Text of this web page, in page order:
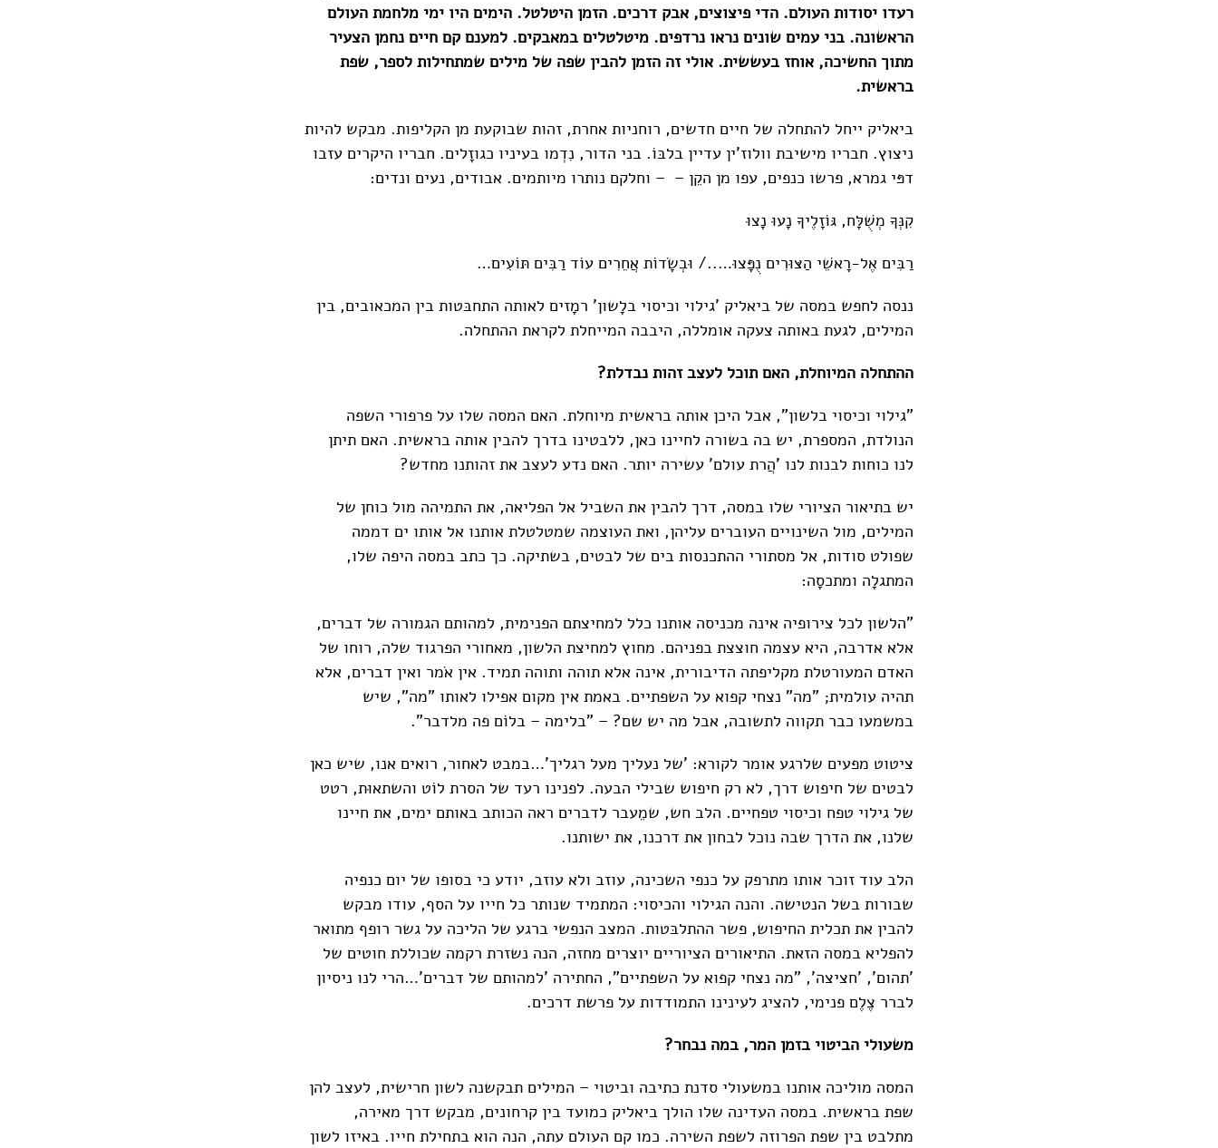
רעדו יסודות העולם. הדי פיצוצים, אבק דרכים. הזמן היטלטל. הימים היו ימי מלחמת העולם
הראשונה. בני עמים שונים נראו נרדפים. מיטלטלים במאבקים. למענם קם חיים נחמן הצעיר
מתוך החשיכה, אוחז בעששית. אולי זה הזמן להבין שפה של מילים שמתחילות לספר, שפת
בראשית.
ביאליק ייחל להתחלה של חיים חדשים, רוחניות אחרת, זהות שבוקעת מן הקליפות. מבקש להיות
ניצוץ. חבריו מישיבת וולוז'ין עדיין בלבּוֹ. בני הדור, נִדְמו בעיניו כגוזָלים. חבריו היקרים עזבו
דפּי גמרא, פרשו כנפים, עפו מן הקֵן – – וחלקם נותרו מיותמים. אבודים, נעים ונדים:
קִנְּךָ מְשֻׁלָּח, גּוֹזָלֶיךָ נָעוּ נָצוּ
רַבִּים אֶל-רָאשֵׁי הַצּוּרִים נֻפָּצוּ…../ וּבְשָׂדוֹת אֲחֵרִים עוֹד רַבִּים תּוֹעִים…
ננסה לחפש במסה של ביאליק 'גילוי וכיסוי בלָשון' רמָזים לאותה התחבּטות בין המכאובים, בין
המילים, לגעת באותה צעקה אומללה, היבבה המייחלת לקראת ההתחלה.
ההתחלה המיוחלת, האם תוכל לעצב זהות נבדלת?
"גילוי וכיסוי בלשון", אבל היכן אותה בראשית מיוחלת. האם המסה שלו על פרפורי השפה
הנולדת, המספרת, יש בה בשורה לחיינו כאן, ללבטינו בדרך להבין אותה בראשית. האם תיתן
לנו כוחות לבנות לנו 'הֲרת עולם' עשירה יותר. האם נדע לעצב את זהותנו מחדש?
יש בתיאור הציורי שלו במסה, דרך להבין את השביל אל הפליאה, את התמיהה מול כוחן של
המילים, מול השינויים העוברים עליהן, ואת העוצמה שמטלטלת אותנו אל אותו ים דממה
שפולט סודות, אל מסתורי ההתכנסות בים של לבטים, בשתיקה. כך כתב במסה היפה שלו,
המתגלָה ומתכסָה:
"הלשון לכל צירופיה אינה מכניסה אותנו כלל למחיצתם הפנימית, למהותם הגמורה של דברים,
אלא אדרבה, היא עצמה חוצצת בפניהם. מחוץ למחיצת הלשון, מאחורי הפרגוד שלה, רוחו של
האדם המעורטלת מקליפתה הדיבורית, אינה אלא תוהה ותוהה תמיד. אין אֹמר ואין דברים, אלא
תהיה עולמית; "מה" נצחי קפוא על השפתיים. באמת אין מקום אפילו לאותו "מה", שיש
במשמעו כבר תקווה לתשובה, אבל מה יש שם? – "בלימה – בלוֹם פה מלדבר".
ציטוט מפעים שלרגע אומר לקורא: 'של נעליך מעל רגליך'…במבט לאחור, רואים אנו, שיש כאן
לבטים של חיפוש דרך, לא רק חיפוש שבילי הבעה. לפנינו רעד של הסרת לוֹט והשתאוּת, רטט
של גילוי טפח וכיסוי טפחיים. הלב חש, שמֵעבר לדברים ראה הכותב באותם ימים, את חיינו
שלנו, את הדרך שבה נוכל לבחון את דרכנו, את ישותנו.
הלב עוד זוכר אותו מתרפק על כנפי השכינה, עוזב ולא עוזב, יודע כי בסופו של יום כנפיה
שבורות בשל הנטישה. והנה הגילוי והכיסוי: המתמיד שנותר כל חייו על הסף, עודו מבקש
להבין את תכלית החיפוש, פשר ההתלבּטות. המצב הנפשי ברגע של הליכה על גשר רופף מתואר
להפליא במסה הזאת. התיאורים הציוריים יוצרים מחזה, הנה נשזרת רקמה שכוללת חוטים של
'תהום', 'חציצה', "מה נצחי קפוא על השפתיים", החתירה 'למהותם של דברים'…הרי לנו ניסיון
לברר צֶלֶם פנימי, להציג לעינינו התמודדות על פרשת דרכים.
משעולי הביטוי בזמן המר, במה נבחר?
המסה מוליכה אותנו במשעולי סדנת כתיבה וביטוי – המילים תבקשנה לשון חרישית, לעצב להן
שפת בראשית. במסה העדינה שלו הולך ביאליק כמועד בין קרחונים, מבקש דרך מאירה,
מתלבט בין שפת הפרוזה לשפת השירה. כמו קם העולם עתה, הנה הוא בתחילת חייו. באיזו לשון